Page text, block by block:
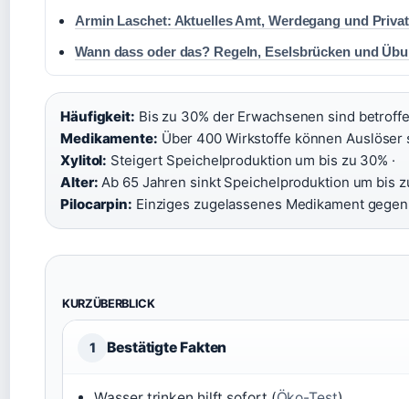
Armin Laschet: Aktuelles Amt, Werdegang und
Wann dass oder das? Regeln, Eselsbrücken und
Häufigkeit: Bis zu 30% der Erwachsenen sind
Medikamente: Über 400 Wirkstoffe können Auslöser
Xylitol: Steigert Speichelproduktion um bis zu 30% ·
Alter: Ab 65 Jahren sinkt Speichelproduktion um bis
Pilocarpin: Einziges zugelassenes Medikament
KURZÜBERBLICK
1 Bestätigte Fakten